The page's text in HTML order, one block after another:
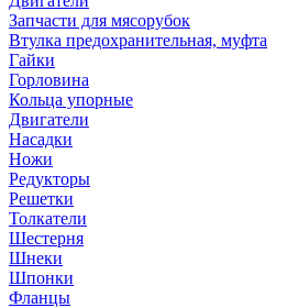
Запчасти для мясорубок
Втулка предохранительная, муфта
Гайки
Горловина
Кольца упорные
Двигатели
Насадки
Ножи
Редукторы
Решетки
Толкатели
Шестерня
Шнеки
Шпонки
Фланцы